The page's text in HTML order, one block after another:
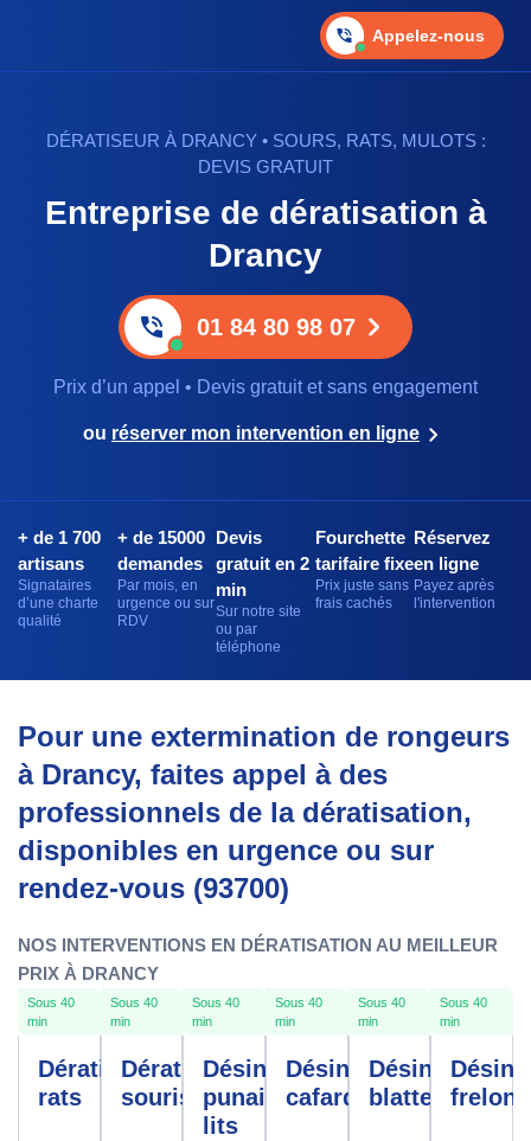
Appelez-nous
DÉRATISEUR À DRANCY • SOURS, RATS, MULOTS :
DEVIS GRATUIT
Entreprise de dératisation à
Drancy
01 84 80 98 07
Prix d’un appel • Devis gratuit et sans engagement
ou réserver mon intervention en ligne
+ de 1 700
artisans
Signataires
d’une charte
qualité
+ de 15000
demandes
Par mois, en
urgence ou sur
RDV
Devis
gratuit en 2
min
Sur notre site
ou par
téléphone
Fourchette
tarifaire fixe
Prix juste sans
frais cachés
Réservez
en ligne
Payez après
l'intervention
Pour une extermination de rongeurs
à Drancy, faites appel à des
professionnels de la dératisation,
disponibles en urgence ou sur
rendez-vous (93700)
NOS INTERVENTIONS EN DÉRATISATION AU MEILLEUR
PRIX À DRANCY
Sous 40
min
Dératisation
rats
Sous 40
min
Dératisation
souris
Sous 40
min
Désinfection
punaises de
lits
Sous 40
min
Désinfection
cafards
Sous 40
min
Désinfection
blattes
Sous 40
min
frelons